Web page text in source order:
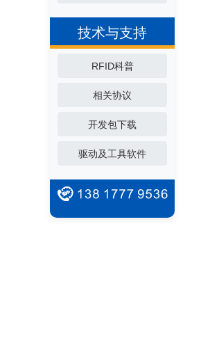
技术与支持
RFID科普
相关协议
开发包下载
驱动及工具软件